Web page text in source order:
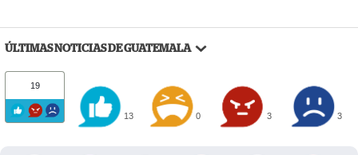
ÚLTIMAS NOTICIAS DE GUATEMALA
19
13 0 3 3